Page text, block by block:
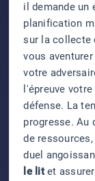
il demande un
planification
sur la collecte
vous
votre
l'épreuve
défense. La
progresse. Au
de
duel
le litet